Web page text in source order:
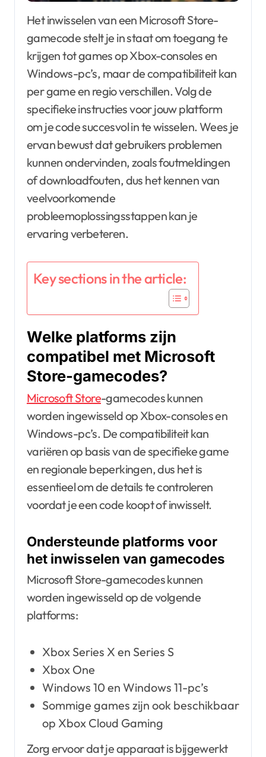
Het inwisselen van een Microsoft Store-
gamecode stelt je in staat om toegang te
krijgen tot games op Xbox-consoles en
Windows-pc’s, maar de compatibiliteit kan
per game en regio verschillen. Volg de
specifieke instructies voor jouw platform
om je code succesvol in te wisselen. Wees je
ervan bewust dat gebruikers problemen
kunnen ondervinden, zoals foutmeldingen
of downloadfouten, dus het kennen van
veelvoorkomende
probleemoplossingsstappen kan je
ervaring verbeteren.
Key sections in the article:
Welke platforms zijn
compatibel met Microsoft
Store-gamecodes?
Microsoft Store-gamecodes kunnen
worden ingewisseld op Xbox-consoles en
Windows-pc’s. De compatibiliteit kan
variëren op basis van de specifieke game
en regionale beperkingen, dus het is
essentieel om de details te controleren
voordat je een code koopt of inwisselt.
Ondersteunde platforms voor
het inwisselen van gamecodes
Microsoft Store-gamecodes kunnen
worden ingewisseld op de volgende
platforms:
Xbox Series X en Series S
Xbox One
Windows 10 en Windows 11-pc’s
Sommige games zijn ook beschikbaar
op Xbox Cloud Gaming
Zorg ervoor dat je apparaat is bijgewerkt